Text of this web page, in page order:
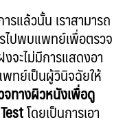
แล้วนั้น เราสามารถ
ไปพบแพทย์เพื่อตรวจ
จะไม่มีการแสดงอา
พทย์เป็นผู้วินิจฉัยให้
จทางผิวหนังเพื่อดู
โดยเป็นการเอา